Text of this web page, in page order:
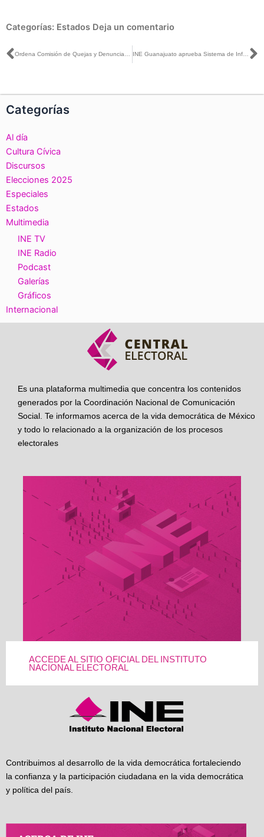
Categorías: Estados Deja un comentario
Ant INE Guanajuato aprueba Sistema de Información sobre el Desarrollo de la Jornada Electoral (SIJE)
Categorías
Al día
Cultura Cívica
Discursos
Elecciones 2025
Especiales
Estados
Multimedia
INE TV
INE Radio
Podcast
Galerías
Gráficos
Internacional
Es una plataforma multimedia que concentra los contenidos
generados por la Coordinación Nacional de Comunicación
Social. Te informamos acerca de la vida democrática de México
y todo lo relacionado a la organización de los procesos
electorales
ACCEDE AL SITIO OFICIAL DEL INSTITUTO
NACIONAL ELECTORAL
Contribuimos al desarrollo de la vida democrática fortaleciendo
la confianza y la participación ciudadana en la vida democrática
y política del país.